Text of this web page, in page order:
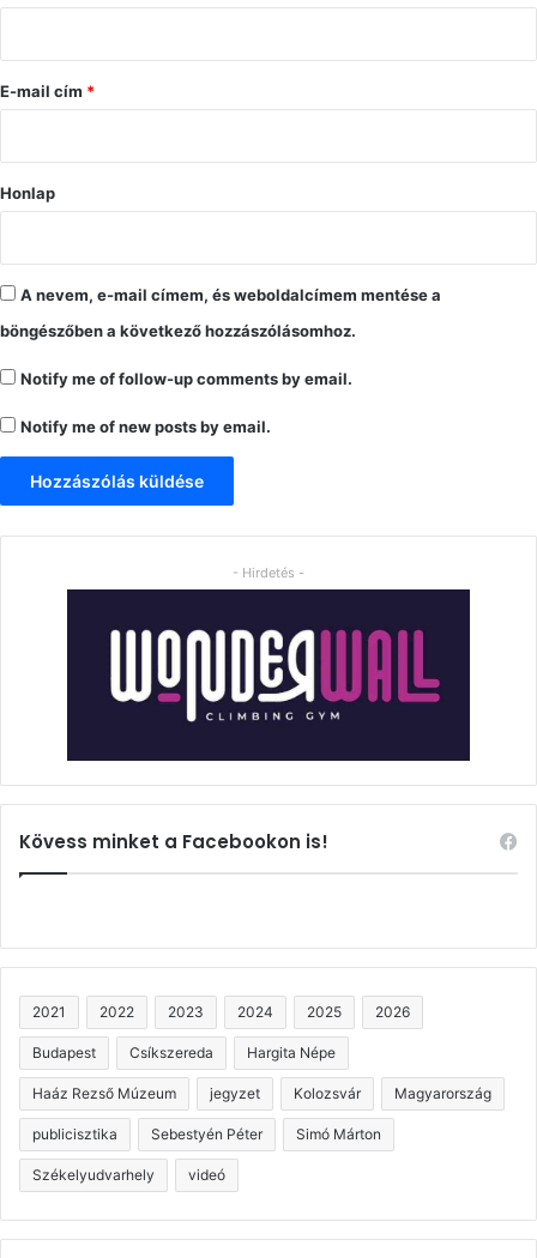
s
E-mail cím *
Honlap
A nevem, e-mail címem, és weboldalcímem mentése a
böngészőben a következő hozzászólásomhoz.
Notify me of follow-up comments by email.
Notify me of new posts by email.
- Hirdetés -
Kövess minket a Facebookon is!
2021 2022 2023 2024 2025 2026
Budapest Csíkszereda Hargita Népe
Haáz Rezső Múzeum jegyzet Kolozsvár Magyarország
publicisztika Sebestyén Péter Simó Márton
Székelyudvarhely videó